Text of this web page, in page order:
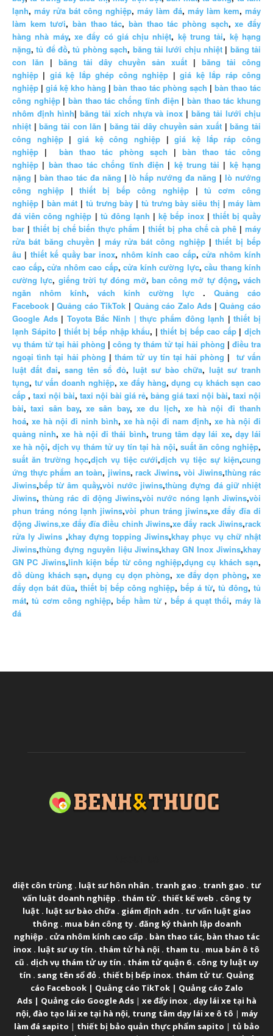
lạnh, máy rửa bát công nghiệp, máy làm đá, máy làm kem, máy
làm kem tươi,bàn thao tác,bàn thao tác phòng sạch,xe đẩy
hàng nhà máy, xe đẩy có giá chịu nhiệt, kệ trung tải, kệ hạng
nặng,tủ để đồ,tủ phòng sạch, băng tải lưới chịu nhiệt| băng tải
con lăn | băng tải dây chuyền sản xuất | băng tải công
nghiệp | giá kệ lắp ghép công nghiệp |giá kệ lắp ráp công
nghiệp |giá kệ kho hàng |bàn thao tác phòng sạch | bàn thao tác
công nghiệp|bàn thao tác chống tĩnh điện | bàn thao tác khung
nhôm định hình| băng tải xích nhựa và inox |băng tải lưới chịu
nhiệt |băng tải con lăn | băng tải dây chuyền sản xuất |băng tải
công nghiệp|giá kệ công nghiệp |giá kệ lắp ráp công
nghiệp |bàn thao tác phòng sạch | bàn thao tác công
nghiệp | bàn thao tác chống tĩnh điện | kệ trung tải | kệ hạng
nặng | bàn thao tác đa năng |lò hấp nướng đa năng |lò nướng
công nghiệp|thiết bị bếp công nghiệp|tủ cơm công
nghiệp | bàn mát | tủ trưng bày | tủ trưng bày siêu thị |máy làm
đá viên công nghiệp | tủ đông lạnh |kệ bếp inox| thiết bị quầy
bar | thiết bị chế biến thực phẩm | thiết bị pha chế cà phê | máy
rửa bát băng chuyền | máy rửa bát công nghiệp|thiết bị bếp
âu | thiết kế quầy bar inox, nhôm kính cao cấp,cửa nhôm kính
cao cấp, cửa nhôm cao cấp, cửa kính cường lực, cầu thang kính
cường lực, giếng trời tự đóng mở, ban công mở tự động, vách
ngăn nhôm kính, vách kính cường lực . Quảng cáo
Facebook |Quảng cáo TikTok | Quảng cáo Zalo Ads |Quảng cáo
Google Ads| Toyota Bắc Ninh | thực phẩm đông lạnh |thiết bị
lạnh Sápito | thiết bị bếp nhập khẩu, |thiết bị bếp cao cấp|dịch
vụ thám tử tại hải phòng | công ty thám tử tại hải phòng | điều tra
ngoại tình tại hải phòng |thám tử uy tín tại hải phòng | tư vấn
luật đất đai, sang tên sổ đỏ, luật sư bào chữa, luật sư tranh
tụng, tư vấn doanh nghiệp,xe đẩy hàng,dụng cụ khách sạn cao
cấp , taxi nội bài, taxi nội bài giá rẻ, bảng giá taxi nội bài, taxi nội
bài,taxi sân bay,xe sân bay,xe du lịch, xe hà nội đi thanh
hoá, xe hà nội đi ninh bình, xe hà nội đi nam định,xe hà nội đi
quảng ninh,xe hà nội đi thái bình, trung tâm dạy lái xe, dạy lái
xe hà nội,dịch vụ thám tử uy tín tại hà nội,suất ăn công nghiệp,
suất ăn trường học,dịch vụ tiệc cưới,dịch vụ tiệc sự kiện,cung
ứng thực phẩm an toàn, jiwins, rack Jiwins, vòi Jiwins,thùng rác
Jiwins,bếp từ âm quầy,vòi nước jiwins,thùng đựng đá giữ nhiệt
Jiwins,thùng rác di động Jiwins,vòi nước nóng lạnh Jiwins,vòi
phun tráng nóng lạnh jiwins,vòi phun tráng jiwins,xe đẩy đĩa di
động Jiwins,xe đẩy đĩa điều chỉnh Jiwins,xe đẩy rack Jiwins,rack
rửa ly Jiwins ,khay đựng topping Jiwins,khay phục vụ chữ nhật
Jiwins,thùng đựng nguyên liệu Jiwins,khay GN Inox Jiwins,khay
GN PC Jiwins,linh kiện bếp từ công nghiệp,dụng cụ khách sạn,
đồ dùng khách sạn,dụng cụ dọn phòng, xe đẩy dọn phòng,xe
đẩy dọn bát đũa, thiết bị bếp công nghiệp,bếp á từ,tủ đông,tủ
mát,tủ cơm công nghiệp,bếp hầm từ , bếp á quạt thổi, máy là
đá
diệt côn trùng . luật sư hôn nhân . tranh gao . tranh gao . tư
vấn luật doanh nghiệp . thám tử. thiết kế web . công ty
luật . luật sư bào chữa . giám định adn . tư vấn luật giao
thông . mua bán công ty. đăng ký thành lập doanh
nghiệp . cửa nhôm kính cao cấp . bàn thao tác, bàn thao tác
inox . luật sư uy tín . thám tử hà nội . tham tu . mua bán ô tô
cũ . dịch vụ thám tử uy tín . thám tử quận 6. công ty luật uy
tín . sang tên sổ đỏ . thiết bị bếp inox. thám tử tư. Quảng
cáo Facebook| Quảng cáo TikTok| Quảng cáo Zalo
Ads| Quảng cáo Google Ads| xe đẩy inox, dạy lái xe tại hà
nội, đào tạo lái xe tại hà nội, trung tâm dạy lái xe ô tô | máy
làm đá sapito | thiết bị bảo quản thực phẩm sapito | tủ bảo